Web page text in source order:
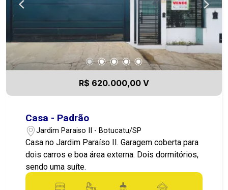
R$ 620.000,00 V
Casa - Padrão
Jardim Paraiso II - Botucatu/SP
Casa no Jardim Paraíso II. Garagem coberta para
dois carros e boa área externa. Dois dormitórios,
sendo uma suíte.